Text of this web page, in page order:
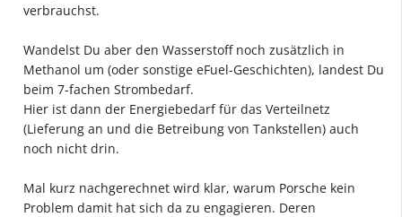
verbrauchst.
Wandelst Du aber den Wasserstoff noch zusätzlich in
Methanol um (oder sonstige eFuel-Geschichten), landest Du
beim 7-fachen Strombedarf.
Hier ist dann der Energiebedarf für das Verteilnetz
(Lieferung an und die Betreibung von Tankstellen) auch
noch nicht drin.
Mal kurz nachgerechnet wird klar, warum Porsche kein
Problem damit hat sich da zu engagieren. Deren